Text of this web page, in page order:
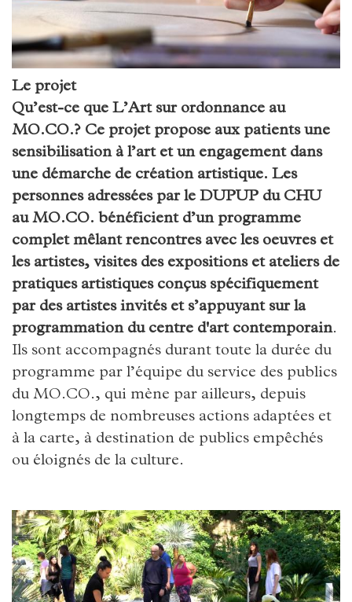
Le projet
Qu’est-ce que L’Art sur ordonnance au
MO.CO.? Ce projet propose aux patients une
sensibilisation à l’art et un engagement dans
une démarche de création artistique. Les
personnes adressées par le DUPUP du CHU
au MO.CO. bénéficient d’un programme
complet mêlant rencontres avec les oeuvres et
les artistes, visites des expositions et ateliers de
pratiques artistiques conçus spécifiquement
par des artistes invités et s’appuyant sur la
programmation du centre d'art contemporain.
Ils sont accompagnés durant toute la durée du
programme par l’équipe du service des publics
du MO.CO., qui mène par ailleurs, depuis
longtemps de nombreuses actions adaptées et
à la carte, à destination de publics empêchés
ou éloignés de la culture.